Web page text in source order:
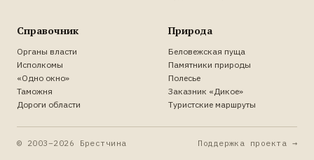
Справочник
Органы власти
Исполкомы
«Одно окно»
Таможня
Дороги области
Природа
Беловежская пуща
Памятники природы
Полесье
Заказник «Дикое»
Туристские маршруты
© 2003–2026 Брестчина Поддержка проекта →